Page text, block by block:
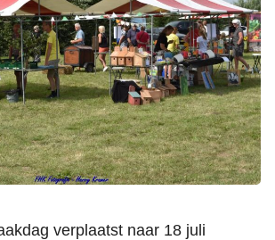
verplaatst naar 18 juli